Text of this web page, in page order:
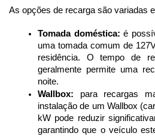
As opções de recarga são variadas
Tomada doméstica: é
uma tomada comum de
residência. O tempo de
geralmente permite uma
noite.
Wallbox: para recargas
instalação de um Wallbox
kW pode reduzir
garantindo que o veículo